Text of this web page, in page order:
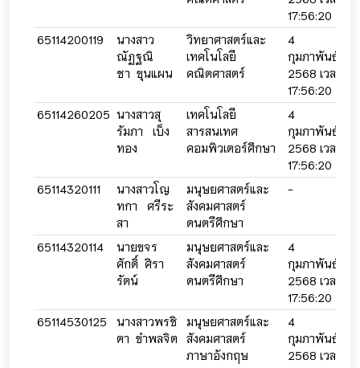
17:56:20
65114200119
นางสาว
ณัฏฐณิ
ชา ขุนแผน
วิทยาศาสตร์และ
เทคโนโลยี
คณิตศาสตร์
4
กุมภาพันธ์
2568 เวลา
17:56:20
65114260205 นางสาวสุ
รัมภา เบ็ง
ทอง
เทคโนโลยี
สารสนเทศ
คอมพิวเตอร์ศึกษา
4
กุมภาพันธ์
2568 เวลา
17:56:20
65114320111
นางสาวโญ
ทกา ศรีระ
สา
มนุษยศาสตร์และ
สังคมศาสตร์
ดนตรีศึกษา
-
65114320114
นายขจร
ศักดิ์ ศิรา
รัตน์
มนุษยศาสตร์และ
สังคมศาสตร์
ดนตรีศึกษา
4
กุมภาพันธ์
2568 เวลา
17:56:20
65114530125
นางสาวพรชิ
ตา ขำพลจิต
มนุษยศาสตร์และ
สังคมศาสตร์
ภาษาอังกฤษ
4
กุมภาพันธ์
2568 เวลา